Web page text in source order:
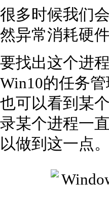
很多时候我们
然异常消耗硬
要找出这个进
Win10的任务
也可以看到某
录某个进程一
以做到这一点。